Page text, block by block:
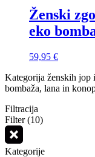
Ženski
eko
59,95 €
Kategorija ženskih jop
bombaža, lana in
Filtracija
Filter (10)
Kategorije